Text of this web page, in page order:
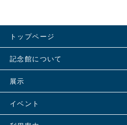
トップページ
記念館について
展示
イベント